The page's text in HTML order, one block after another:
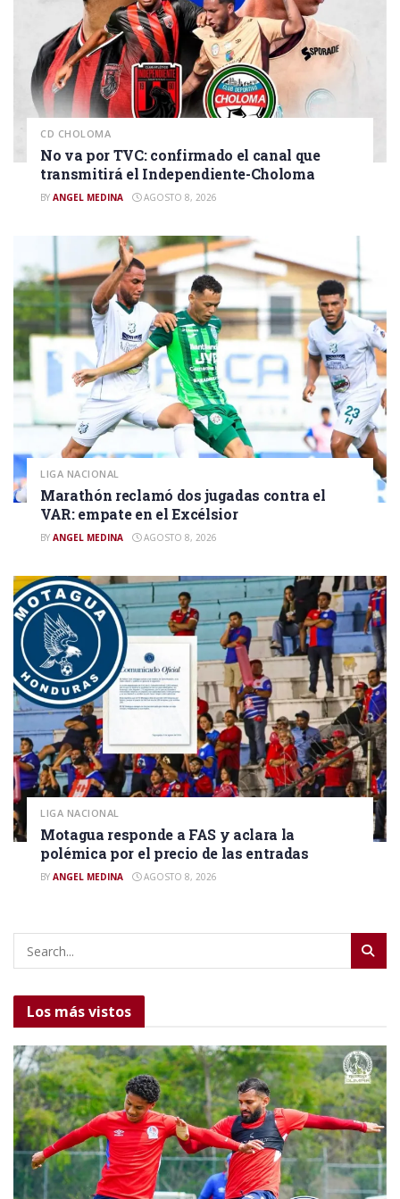
CD CHOLOMA
No va por TVC: confirmado el canal que
transmitirá el Independiente-Choloma
BY ANGEL MEDINA AGOSTO 8, 2026
LIGA NACIONAL
Marathón reclamó dos jugadas contra el
VAR: empate en el Excélsior
BY ANGEL MEDINA AGOSTO 8, 2026
LIGA NACIONAL
Motagua responde a FAS y aclara la
polémica por el precio de las entradas
BY ANGEL MEDINA AGOSTO 8, 2026
Los más vistos